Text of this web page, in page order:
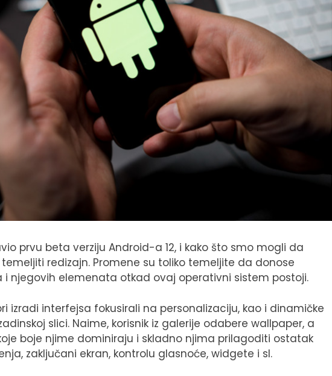
prvu beta verziju Android-a 12, i kako što smo mogli da
redizajn. Promene su toliko temeljite da donose
njegovih elemenata otkad ovaj operativni sistem postoji.
izradi interfejsa fokusirali na personalizaciju, kao i dinamičke
slici. Naime, korisnik iz galerije odabere wallpaper, a
boje njime dominiraju i skladno njima prilagoditi ostatak
zaključani ekran, kontrolu glasnoće, widgete i sl.